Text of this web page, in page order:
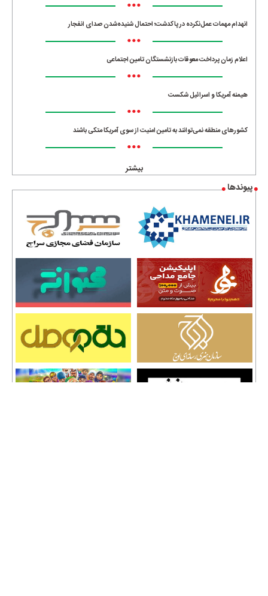
•••
انهدام مهمات عمل‌نکرده در پاکدشت؛ احتمال شنیده‌شدن صدای انفجار
•••
اعلام زمان پرداخت معوقات بازنشستگان تامین اجتماعی
•••
هیمنه آمریکا و اسرائیل شکست
•••
کشورهای منطقه نمی‌توانند به تامین امنیت از سوی آمریکا متکی باشند
•••
بیشتر
پیوندها